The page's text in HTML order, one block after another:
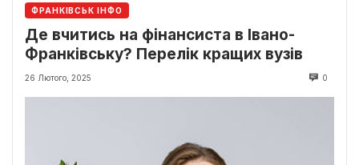
ФРАНКІВСЬК ІНФО
Де вчитись на фінансиста в Івано-
Франківську? Перелік кращих вузів
26 Лютого, 2025 0